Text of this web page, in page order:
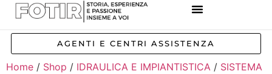
AGENTI E CENTRI ASSISTENZA
Home / Shop / IDRAULICA E IMPIANTISTICA / SISTEMA